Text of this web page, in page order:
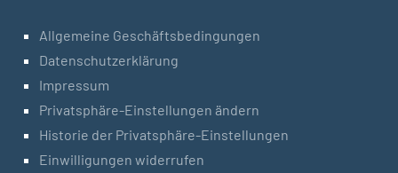
Allgemeine Geschäftsbedingungen
Datenschutzerklärung
Impressum
Privatsphäre-Einstellungen ändern
Historie der Privatsphäre-Einstellungen
Einwilligungen widerrufen